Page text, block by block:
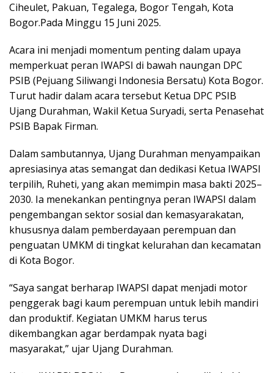
Ciheulet, Pakuan, Tegalega, Bogor Tengah, Kota
Bogor.Pada Minggu 15 Juni 2025.
Acara ini menjadi momentum penting dalam upaya
memperkuat peran IWAPSI di bawah naungan DPC
PSIB (Pejuang Siliwangi Indonesia Bersatu) Kota Bogor.
Turut hadir dalam acara tersebut Ketua DPC PSIB
Ujang Durahman, Wakil Ketua Suryadi, serta Penasehat
PSIB Bapak Firman.
Dalam sambutannya, Ujang Durahman menyampaikan
apresiasinya atas semangat dan dedikasi Ketua IWAPSI
terpilih, Ruheti, yang akan memimpin masa bakti 2025–
2030. Ia menekankan pentingnya peran IWAPSI dalam
pengembangan sektor sosial dan kemasyarakatan,
khususnya dalam pemberdayaan perempuan dan
penguatan UMKM di tingkat kelurahan dan kecamatan
di Kota Bogor.
“Saya sangat berharap IWAPSI dapat menjadi motor
penggerak bagi kaum perempuan untuk lebih mandiri
dan produktif. Kegiatan UMKM harus terus
dikembangkan agar berdampak nyata bagi
masyarakat,” ujar Ujang Durahman.